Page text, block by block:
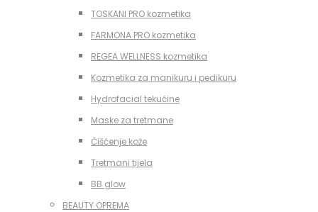
TOSKANI PRO kozmetika
FARMONA PRO kozmetika
REGEA WELLNESS kozmetika
Kozmetika za manikuru i pedikuru
Hydrofacial tekućine
Maske za tretmane
Čišćenje kože
Tretmani tijela
BB glow
BEAUTY OPREMA